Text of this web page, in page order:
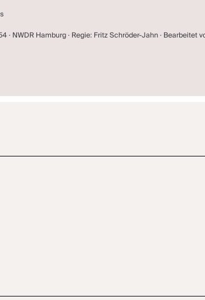
NWDR Hamburg · Regie: Fritz Schröder-Jahn · Bearbeitet